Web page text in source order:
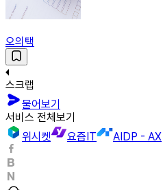
오의택
스크랩
물어보기
서비스 전체보기
위시켓
요즘IT AIDP - AX